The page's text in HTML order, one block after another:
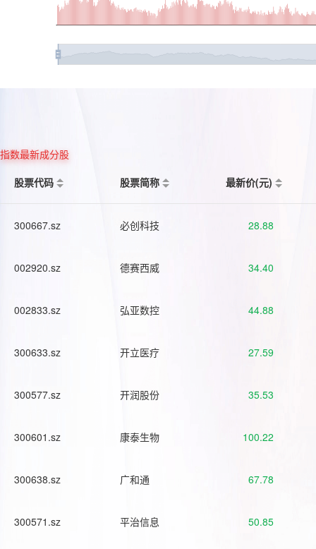
指数最新成分股
股票代码
股票简称 最新价(元)
300667.sz 必创科技 28.88
002920.sz 德赛西威 34.40
002833.sz 弘亚数控 44.88
300633.sz 开立医疗 27.59
300577.sz 开润股份 35.53
300601.sz 康泰生物 100.22
300638.sz 广和通 67.78
300571.sz 平治信息 50.85